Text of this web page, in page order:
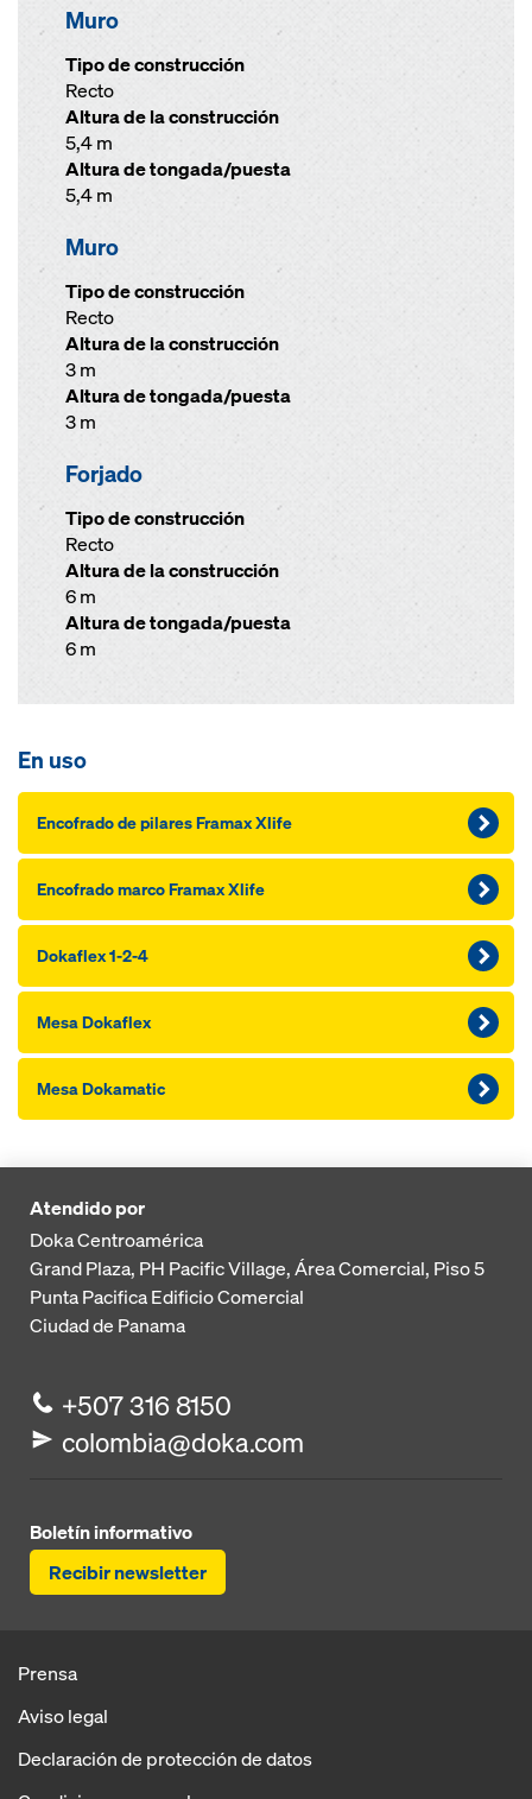
Muro
Tipo de construcción
Recto
Altura de la construcción
5,4 m
Altura de tongada/puesta
5,4 m
Muro
Tipo de construcción
Recto
Altura de la construcción
3 m
Altura de tongada/puesta
3 m
Forjado
Tipo de construcción
Recto
Altura de la construcción
6 m
Altura de tongada/puesta
6 m
En uso
Encofrado de pilares Framax Xlife
Encofrado marco Framax Xlife
Dokaflex 1-2-4
Mesa Dokaflex
Mesa Dokamatic
Atendido por
Doka Centroamérica
Grand Plaza, PH Pacific Village, Área Comercial, Piso 5
Punta PacificaEdificio Comercial
Ciudad de Panama
+507 316 8150
colombia@doka.com
Boletín informativo
Recibir newsletter
Prensa
Aviso legal
Declaración de protección de datos